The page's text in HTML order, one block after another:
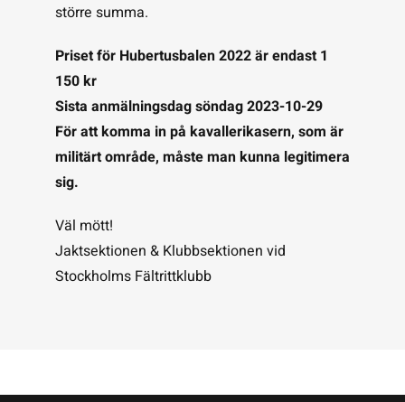
större summa.
Priset för Hubertusbalen 2022 är endast 1
150 kr
Sista anmälningsdag söndag 2023-10-29
För att komma in på kavallerikasern, som är
militärt område, måste man kunna legitimera
sig.
Väl mött!
Jaktsektionen & Klubbsektionen vid
Stockholms Fältrittklubb